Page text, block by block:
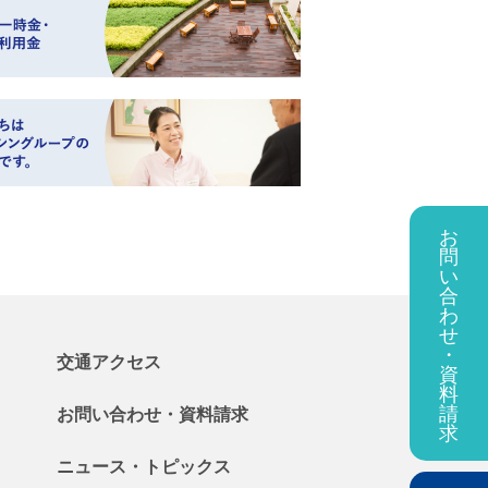
お
問
い
合
わ
せ
・
資
料
請
求
交通アクセス
お問い合わせ・ 資料請求
ニュース・ トピックス